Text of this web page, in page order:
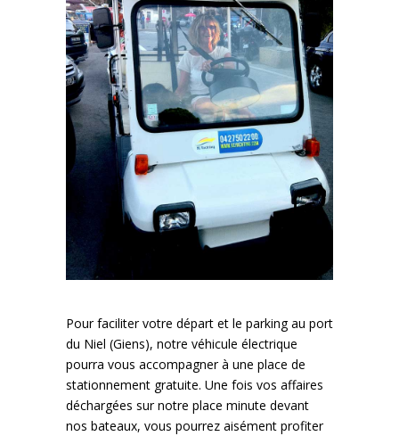
Pour faciliter votre départ et le parking au port
du Niel (Giens), notre véhicule électrique
pourra vous accompagner à une place de
stationnement gratuite. Une fois vos affaires
déchargées sur notre place minute devant
nos bateaux, vous pourrez aisément profiter